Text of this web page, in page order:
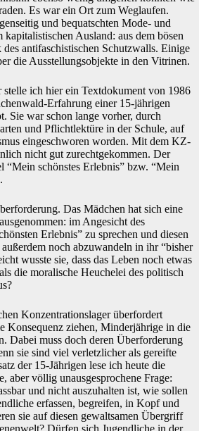
Es war ein Ort zum Weglaufen.
und bequatschten Mode- und
Ausland: aus dem bösen
antifaschistischen Schutzwalls. Einige
die Ausstellungsobjekte in den Vitrinen.
ich hier ein Textdokument von 1986
Erfahrung einer 15-jährigen
Sie war schon lange vorher, durch
und Pflichtlektüre in der Schule, auf
eingeschworen worden. Mit dem KZ-
nicht gut zurechtgekommen. Der
“Mein schönstes Erlebnis” bzw. “Mein
Das Mädchen hat sich eine
im Angesicht des
Erlebnis” zu sprechen und diesen
noch abzuwandeln in ihr “bisher
wusste sie, dass das Leben noch etwas
die moralische Heuchelei des politisch
Konzentrationslager überfordert
Konsequenz ziehen, Minderjährige in die
Dabei muss doch deren Überforderung
sie sind viel verletzlicher als gereifte
der 15-Jährigen lese ich heute die
aber völlig unausgesprochene Frage:
und nicht auszuhalten ist, wie sollen
erfassen, begreifen, in Kopf und
sie auf diesen gewaltsamen Übergriff
Dürfen sich Jugendliche in der